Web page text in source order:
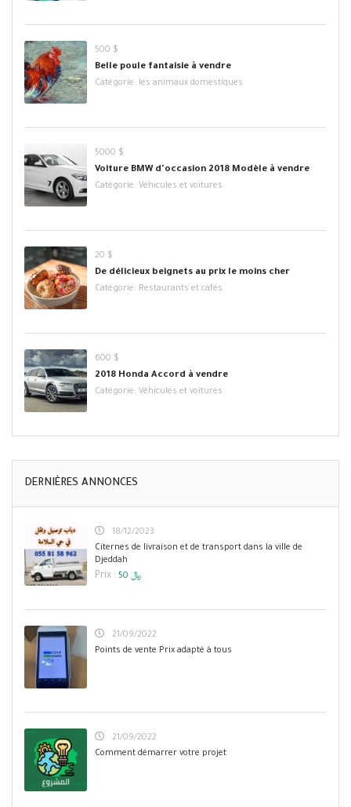
500 $
Belle poule fantaisie à vendre
Catégorie: les animaux domestiques
5000 $
Voiture BMW d'occasion 2018 Modèle à vendre
Catégorie: Véhicules et voitures
20 $
De délicieux beignets au prix le moins cher
Catégorie: Restaurants et cafés
600 $
2018 Honda Accord à vendre
Catégorie: Véhicules et voitures
DERNIÈRES ANNONCES
18/12/2023
Citernes de livraison et de transport dans la ville de
Djeddah
Prix : 50 ﷼
21/09/2022
Points de vente Prix adapté à tous
21/09/2022
Comment démarrer votre projet